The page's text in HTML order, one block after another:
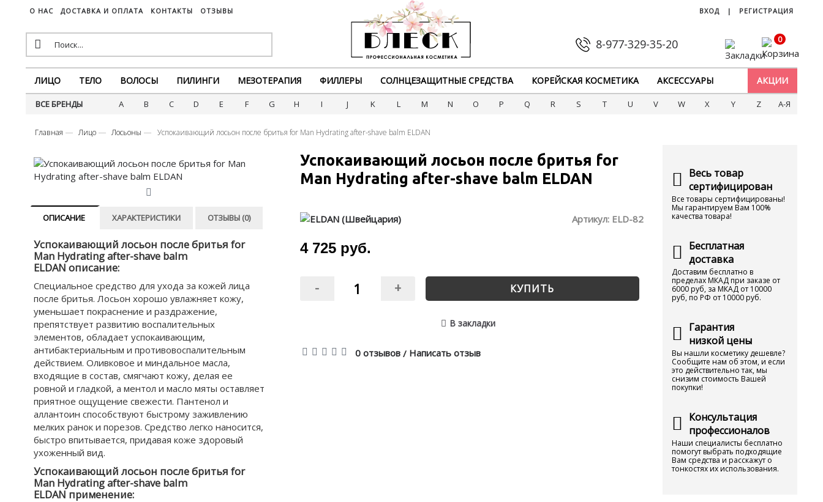
О НАС ДОСТАВКА И ОПЛАТА КОНТАКТЫ ОТЗЫВЫ ВХОД | РЕГИСТРАЦИЯ
8-977-329-35-20 0
ЛИЦО ТЕЛО ВОЛОСЫ ПИЛИНГИ МЕЗОТЕРАПИЯ ФИЛЛЕРЫ СОЛНЦЕЗАЩИТНЫЕ СРЕДСТВА КОРЕЙСКАЯ КОСМЕТИКА АКСЕССУАРЫ АКЦИИ
ВСЕ БРЕНДЫ A B C D E F G H I J K L M N O P Q R S T U V W X Y Z А-Я
Главная Лицо Лосьоны Успокаивающий лосьон после бритья for Man Hydrating after-shave balm ELDAN
Весь товар
сертифицирован
Все товары сертифицированы!
Мы гарантируем Вам 100%
качества товара!
Бесплатная
доставка
Доставим бесплатно в
пределах МКАД при заказе от
6000 руб, за МКАД от 10000
руб, по РФ от 10000 руб.
Гарантия
низкой цены
Вы нашли косметику дешевле?
Сообщите нам об этом, и если
это действительно так, мы
снизим стоимость Вашей
покупки!
Консультация
профессионалов
Наши специалисты бесплатно
помогут выбрать подходящие
Вам средства и расскажут о
тонкостях их использования.
ОПИСАНИЕ ХАРАКТЕРИСТИКИ ОТЗЫВЫ (0)
Успокаивающий лосьон после бритья for
Man Hydrating after-shave balm
ELDAN описание:
Специальное средство для ухода за кожей лица
после бритья. Лосьон хорошо увлажняет кожу,
уменьшает покраснение и раздражение,
препятствует развитию воспалительных
элементов, обладает успокаивающим,
антибактериальным и противовоспалительным
действием. Оливковое и миндальное масла,
входящие в состав, смягчают кожу, делая ее
ровной и гладкой, а ментол и масло мяты оставляет
приятное ощущение свежести. Пантенол и
аллантоин способствуют быстрому заживлению
мелких ранок и порезов. Средство легко наносится,
быстро впитывается, придавая коже здоровый
ухоженный вид.
Успокаивающий лосьон после бритья for
Man Hydrating after-shave balm
ELDAN применение:
Успокаивающий лосьон после бритья for
Man Hydrating after-shave balm ELDAN
Артикул: ELD-82
4 725 руб.
- + КУПИТЬ
В закладки
0 отзывов/ Написать отзыв